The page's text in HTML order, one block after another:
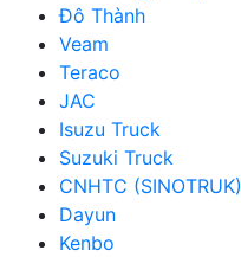
Đô Thành
Veam
Teraco
JAC
Isuzu Truck
Suzuki Truck
CNHTC (SINOTRUK)
Dayun
Kenbo